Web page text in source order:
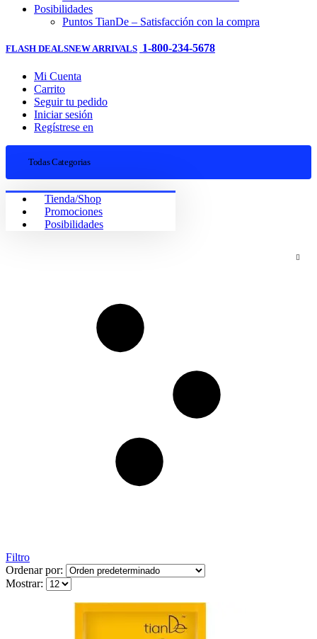
Posibilidades
Puntos TianDe – Satisfacción con la compra
FLASH DEALSNEW ARRIVALS 1-800-234-5678
Mi Cuenta
Carrito
Seguir tu pedido
Iniciar sesión
Regístrese en
Todas Categorias
Tienda/Shop
Promociones
Posibilidades
Filtro
Ordenar por:
Mostrar: